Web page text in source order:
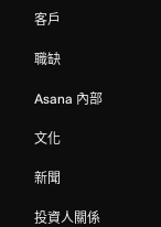
客戶
職缺
Asana 內部
文化
新聞
投資人關係